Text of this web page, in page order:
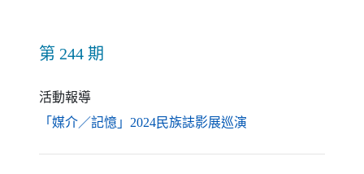
第 244 期
活動報導
「媒介／記憶」2024民族誌影展巡演